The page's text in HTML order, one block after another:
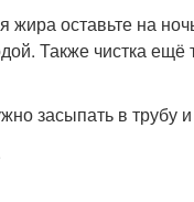
оставьте на
Также чистка
засыпать в трубу